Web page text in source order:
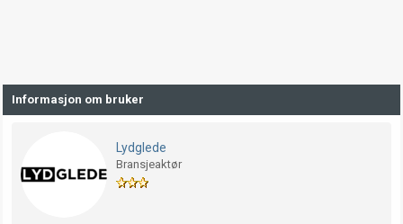
Informasjon om bruker
Lydglede
Bransjeaktør